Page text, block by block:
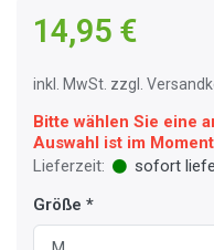
14,95 €
inkl. MwSt. zzgl.
Bitte wählen Sie eine
Auswahl ist im
Lieferzeit:
sofort
Größe